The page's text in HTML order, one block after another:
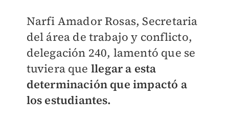
Narfi Amador Rosas, Secretaria
del área de trabajo y conflicto,
delegación 240, lamentó que se
tuviera que llegar a esta
determinación que impactó a
los estudiantes.